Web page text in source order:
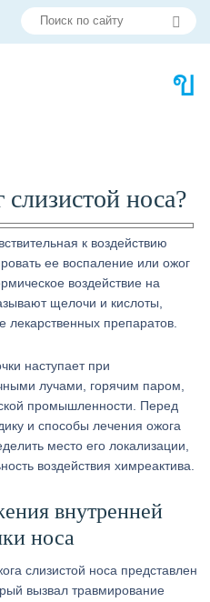
носа?
к воздействию
ее воспаление или ожог
воздействие на
щелочи и кислоты,
лекарственных препаратов.
наступает при
лучами, горячим паром,
промышленности. Перед
и способы лечения ожога
место его локализации,
воздействия химреактива.
внутренней
носа
слизистой носа представлен
вызвал травмирование